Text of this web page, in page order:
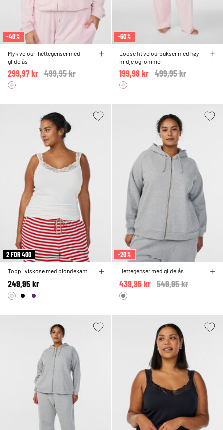
-40%
Myk velour-hettegenser med
glidelås
Price reduced from
499,95 kr
299,97 kr
-60%
Loose fit velourbukser med høy
midje og lommer
Price reduced from
499,95 kr
199,98 kr
2 FOR 400
Topp i viskose med blondekant
249,95 kr
-20%
Hettegenser med glidelås
Price reduced from
549,95 kr
439,96 kr